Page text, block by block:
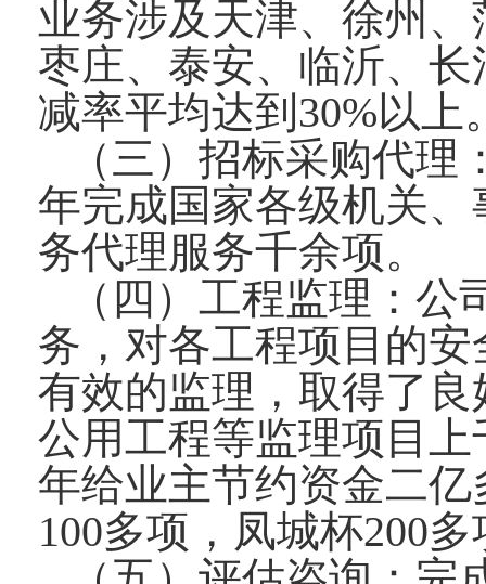
业务涉及天津、徐州
枣庄、泰安、临沂、
减率平均达到30%以上
（三）招标采购代
年完成国家各级机关
务代理服务千余项。
（四）工程监理：
务，对各工程项目的
有效的监理，取得了
公用工程等监理项目
年给业主节约资金二
100多项，凤城杯200多